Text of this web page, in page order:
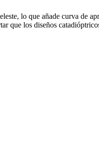
lo que añade curva de
que los diseños